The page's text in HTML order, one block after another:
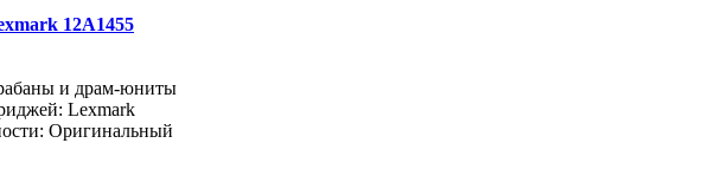
12A1455
и драм-юниты
Lexmark
Оригинальный